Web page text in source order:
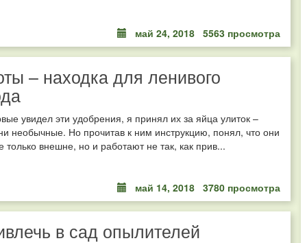
май 24, 2018 5563 просмотра
– находка для ленивого
увидел эти удобрения, я принял их за яйца улиток –
необычные. Но прочитав к ним инструкцию, понял, что они
внешне, но и работают не так, как прив...
май 14, 2018 3780 просмотра
в сад опылителей